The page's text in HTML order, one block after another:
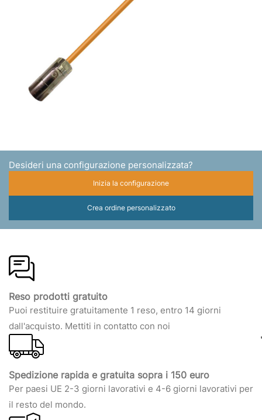
Desideri una configurazione personalizzata?
Inizia la configurazione
Crea ordine personalizzato
Reso prodotti gratuito
Puoi restituire gratuitamente 1 reso, entro 14 giorni
dall'acquisto. Mettiti in contatto con noi
Spedizione rapida e gratuita sopra i 150 euro
Per paesi UE 2-3 giorni lavorativi e 4-6 giorni lavorativi per
il resto del mondo.